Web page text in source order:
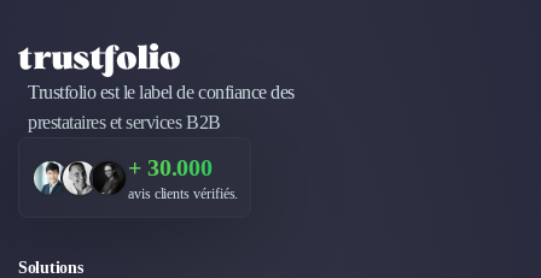
Logiciel Commercial
Subventions & Aides
Levée de fonds
Droit des Affaires
Trustfolio est le label de confiance des
prestataires et services B2B
+ 30.000
avis clients vérifiés.
Solutions